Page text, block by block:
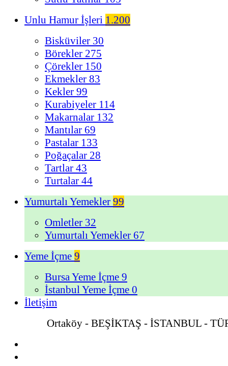
Unlu Hamur İşleri 1.200
Bisküviler 30
Börekler 275
Çörekler 150
Ekmekler 83
Kekler 99
Kurabiyeler 114
Makarnalar 132
Mantılar 69
Pastalar 133
Poğaçalar 28
Tartlar 43
Turtalar 44
Yumurtalı Yemekler 99
Omletler 32
Yumurtalı Yemekler 67
Yeme İçme 9
Bursa Yeme İçme 9
İstanbul Yeme İçme 0
İletişim
Ortaköy - BEŞİKTAŞ - İSTANBUL -